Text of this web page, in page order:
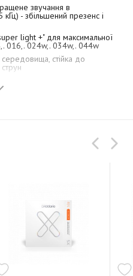
звучання в
кГц) - збільшений презенс і
light +" для максимальної
016,. 024w,. 034w,. 044w
стійка до